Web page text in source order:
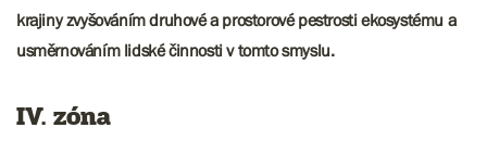
krajiny zvyšováním druhové a prostorové pestrosti ekosystému a
usměrnováním lidské činnosti v tomto smyslu.
IV. zóna